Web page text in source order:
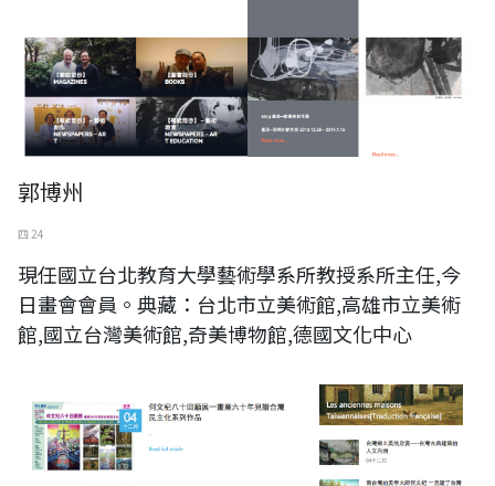
郭博州
四 24
現任國立台北教育大學藝術學系所教授系所主任,今
日畫會會員。典藏：台北市立美術館,高雄市立美術
館,國立台灣美術館,奇美博物館,德國文化中心